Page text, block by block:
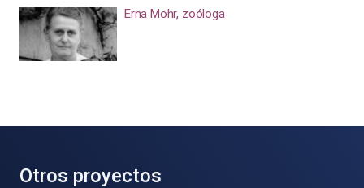
Erna Mohr, zoóloga
Otros proyectos